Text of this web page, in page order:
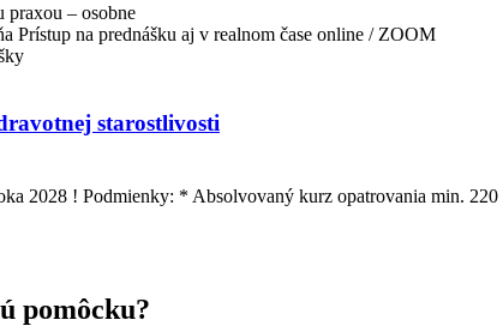
praxou – osobne
Prístup na prednášku aj v realnom čase online / ZOOM
starostlivosti
2028 ! Podmienky: * Absolvovaný kurz opatrovania min.
pomôcku?